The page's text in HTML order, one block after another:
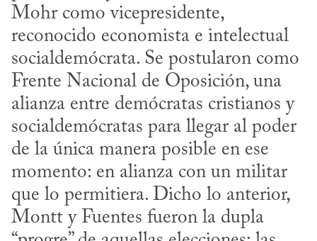
Mohr como vicepresidente,
reconocido economista e intelectual
socialdemócrata. Se postularon como
Frente Nacional de Oposición, una
alianza entre demócratas cristianos y
socialdemócratas para llegar al poder
de la única manera posible en ese
momento: en alianza con un militar
que lo permitiera. Dicho lo anterior,
Montt y Fuentes fueron la dupla